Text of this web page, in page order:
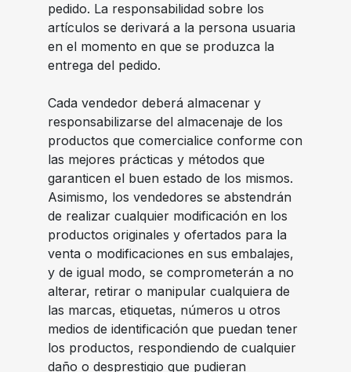
pedido. La responsabilidad sobre los
artículos se derivará a la persona usuaria
en el momento en que se produzca la
entrega del pedido.
Cada vendedor deberá almacenar y
responsabilizarse del almacenaje de los
productos que comercialice conforme con
las mejores prácticas y métodos que
garanticen el buen estado de los mismos.
Asimismo, los vendedores se abstendrán
de realizar cualquier modificación en los
productos originales y ofertados para la
venta o modificaciones en sus embalajes,
y de igual modo, se comprometerán a no
alterar, retirar o manipular cualquiera de
las marcas, etiquetas, números u otros
medios de identificación que puedan tener
los productos, respondiendo de cualquier
daño o desprestigio que pudieran